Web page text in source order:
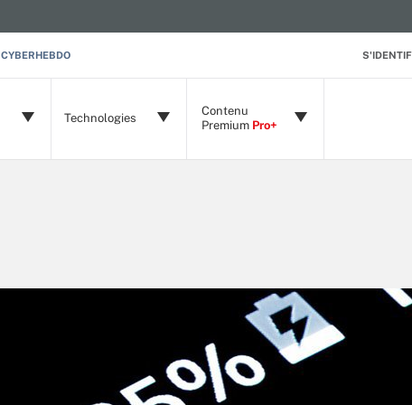
CYBERHEBDO
Technologies
Contenu
Premium Pro+